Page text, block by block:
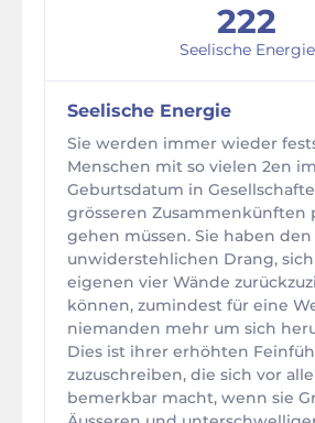
222
Seelische Energie
Seelische Energie
Sie werden immer wieder
Menschen mit so vielen 2en im
Geburtsdatum in
grösseren Zusammenkünften
gehen müssen. Sie haben den
unwiderstehlichen Drang,
eigenen vier Wände
können, zumindest für eine
niemanden mehr um sich
Dies ist ihrer erhöhten
zuzuschreiben, die sich vor
bemerkbar macht, wenn sie